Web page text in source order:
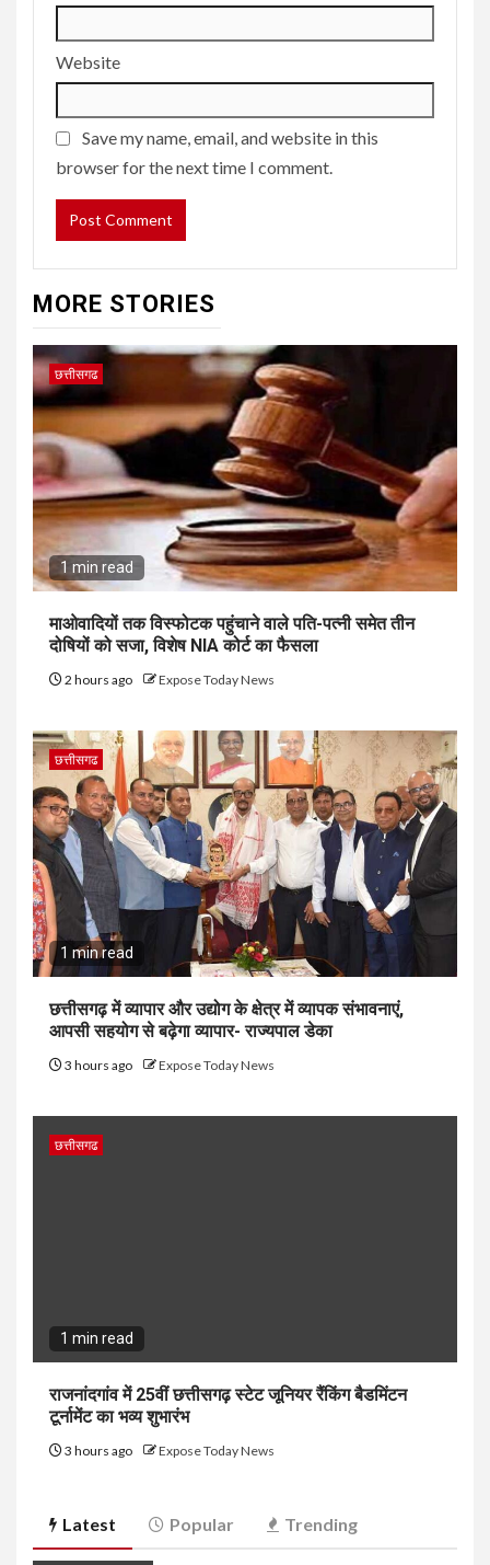
Website
Save my name, email, and website in this
browser for the next time I comment.
MORE STORIES
छत्तीसगढ
1 min read
माओवादियों तक विस्फोटक पहुंचाने वाले पति-पत्नी समेत तीन
दोषियों को सजा, विशेष NIA कोर्ट का फैसला
2 hours ago Expose Today News
छत्तीसगढ
1 min read
छत्तीसगढ़ में व्यापार और उद्योग के क्षेत्र में व्यापक संभावनाएं,
आपसी सहयोग से बढ़ेगा व्यापार- राज्यपाल डेका
3 hours ago Expose Today News
छत्तीसगढ
1 min read
राजनांदगांव में 25वीं छत्तीसगढ़ स्टेट जूनियर रैंकिंग बैडमिंटन
टूर्नामेंट का भव्य शुभारंभ
3 hours ago Expose Today News
Latest Popular Trending